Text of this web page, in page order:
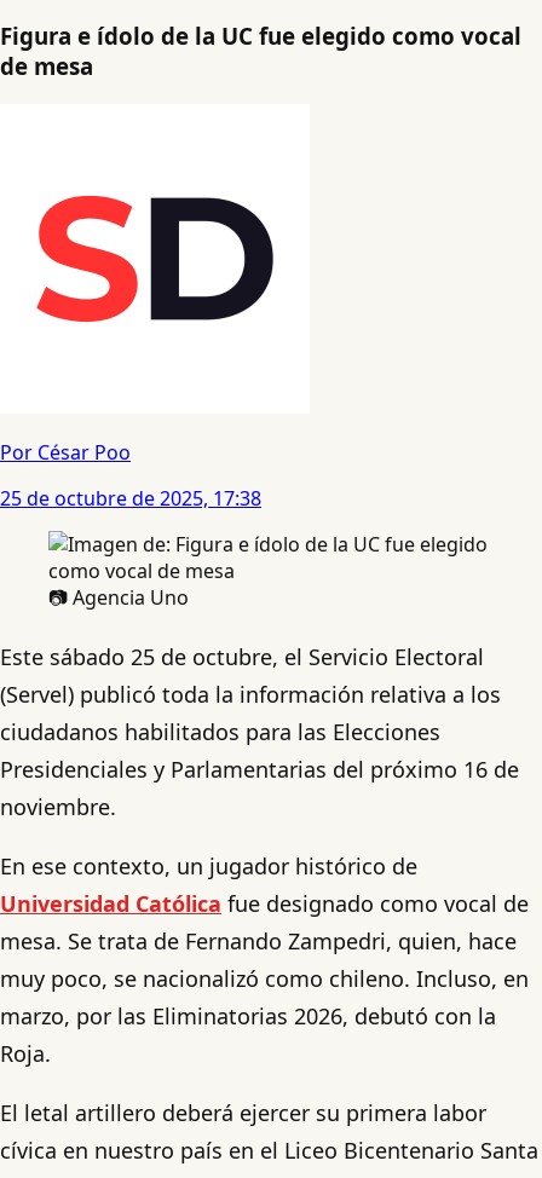
Figura e ídolo de la UC fue elegido como vocal
de mesa
Por César Poo
25 de octubre de 2025, 17:38
📷 Agencia Uno
Este sábado 25 de octubre, el Servicio Electoral
(Servel) publicó toda la información relativa a los
ciudadanos habilitados para las Elecciones
Presidenciales y Parlamentarias del próximo 16 de
noviembre.
En ese contexto, un jugador histórico de
Universidad Católica fue designado como vocal de
mesa. Se trata de Fernando Zampedri, quien, hace
muy poco, se nacionalizó como chileno. Incluso, en
marzo, por las Eliminatorias 2026, debutó con la
Roja.
El letal artillero deberá ejercer su primera labor
cívica en nuestro país en el Liceo Bicentenario Santa